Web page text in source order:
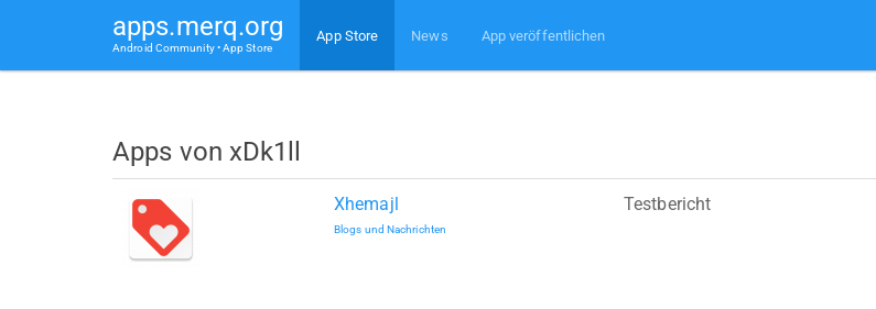
apps.merq.org
Android Community • App Store
App Store News App veröffentlichen
Apps von xDk1ll
Xhemajl
Blogs und Nachrichten
Testbericht